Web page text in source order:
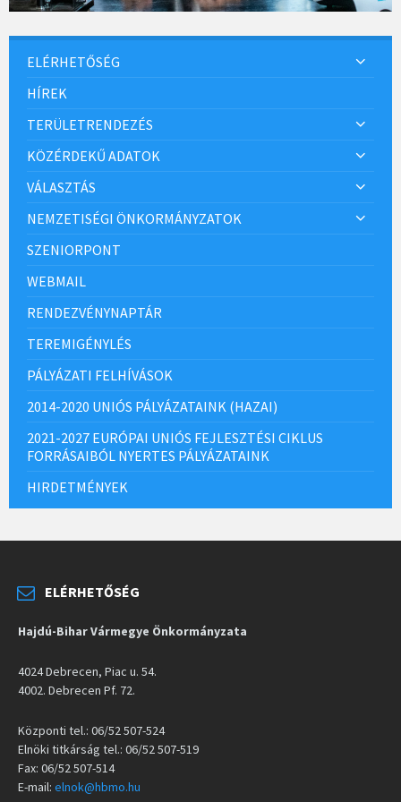
ELÉRHETŐSÉG
HÍREK
TERÜLETRENDEZÉS
KÖZÉRDEKŰ ADATOK
VÁLASZTÁS
NEMZETISÉGI ÖNKORMÁNYZATOK
SZENIORPONT
WEBMAIL
RENDEZVÉNYNAPTÁR
TEREMIGÉNYLÉS
PÁLYÁZATI FELHÍVÁSOK
2014-2020 UNIÓS PÁLYÁZATAINK (HAZAI)
2021-2027 EURÓPAI UNIÓS FEJLESZTÉSI CIKLUS
FORRÁSAIBÓL NYERTES PÁLYÁZATAINK
HIRDETMÉNYEK
ELÉRHETŐSÉG
Hajdú-Bihar Vármegye Önkormányzata
4024 Debrecen, Piac u. 54.
4002. Debrecen Pf. 72.
Központi tel.: 06/52 507-524
Elnöki titkárság tel.: 06/52 507-519
Fax: 06/52 507-514
E-mail: elnok@hbmo.hu